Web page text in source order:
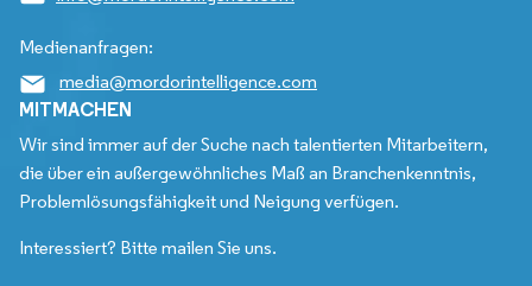
Medienanfragen:
media@mordorintelligence.com
MITMACHEN
Wir sind immer auf der Suche nach talentierten Mitarbeitern,
die über ein außergewöhnliches Maß an Branchenkenntnis,
Problemlösungsfähigkeit und Neigung verfügen.
Interessiert? Bitte mailen Sie uns.